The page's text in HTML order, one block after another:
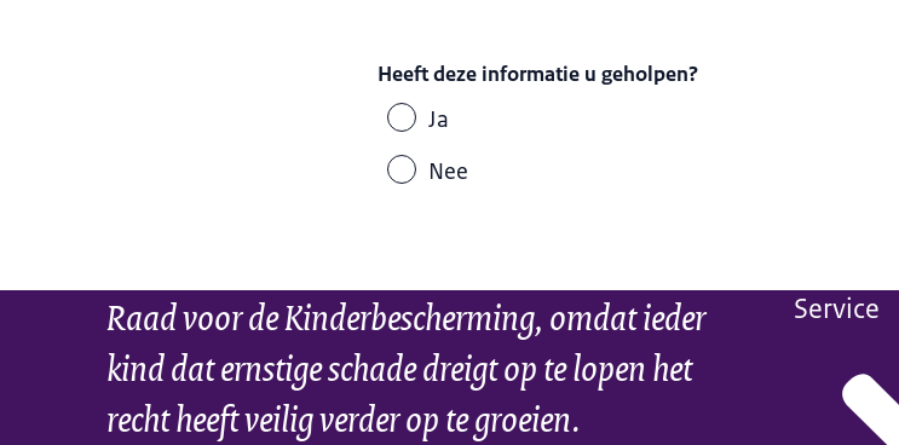
Heeft deze informatie u geholpen?
Ja
Nee
Raad voor de Kinderbescherming, omdat ieder
kind dat ernstige schade dreigt op te lopen het
recht heeft veilig verder op te groeien.
Service